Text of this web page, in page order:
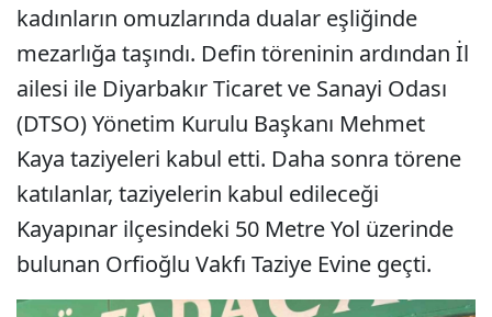
kadınların omuzlarında dualar eşliğinde
mezarlığa taşındı. Defin töreninin ardından İl
ailesi ile Diyarbakır Ticaret ve Sanayi Odası
(DTSO) Yönetim Kurulu Başkanı Mehmet
Kaya taziyeleri kabul etti. Daha sonra törene
katılanlar, taziyelerin kabul edileceği
Kayapınar ilçesindeki 50 Metre Yol üzerinde
bulunan Orfioğlu Vakfı Taziye Evine geçti.